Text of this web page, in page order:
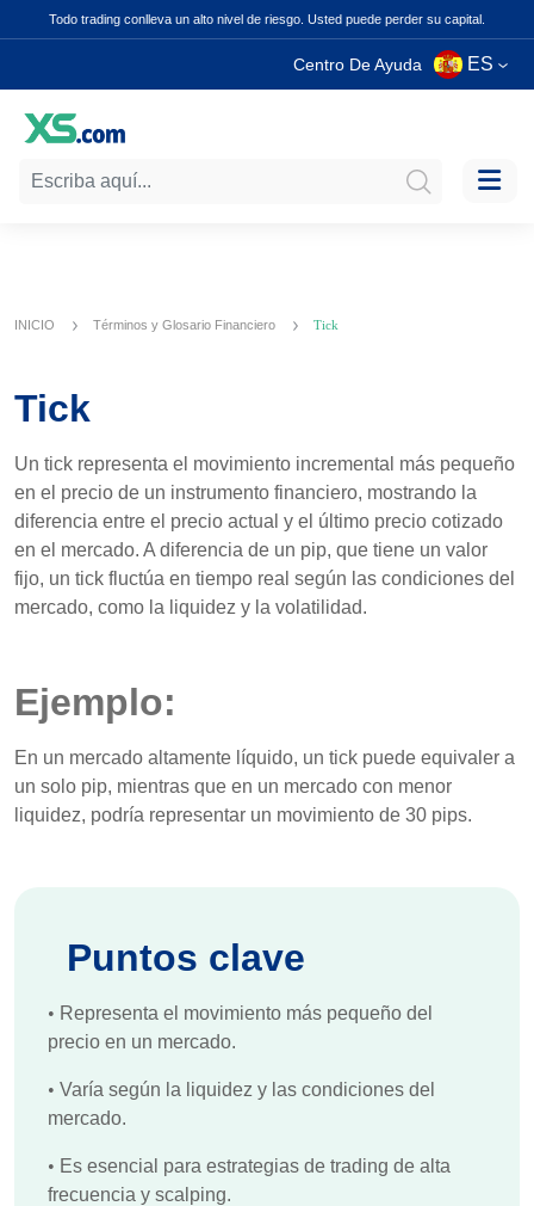
Todo trading conlleva un alto nivel de riesgo. Usted puede perder su capital.
Centro De Ayuda ES
INICIO Términos y Glosario Financiero Tick
Tick
Un tick representa el movimiento incremental más pequeño
en el precio de un instrumento financiero, mostrando la
diferencia entre el precio actual y el último precio cotizado
en el mercado. A diferencia de un pip, que tiene un valor
fijo, un tick fluctúa en tiempo real según las condiciones del
mercado, como la liquidez y la volatilidad.
Ejemplo:
En un mercado altamente líquido, un tick puede equivaler a
un solo pip, mientras que en un mercado con menor
liquidez, podría representar un movimiento de 30 pips.
Puntos clave
• Representa el movimiento más pequeño del
precio en un mercado.
• Varía según la liquidez y las condiciones del
mercado.
• Es esencial para estrategias de trading de alta
frecuencia y scalping.